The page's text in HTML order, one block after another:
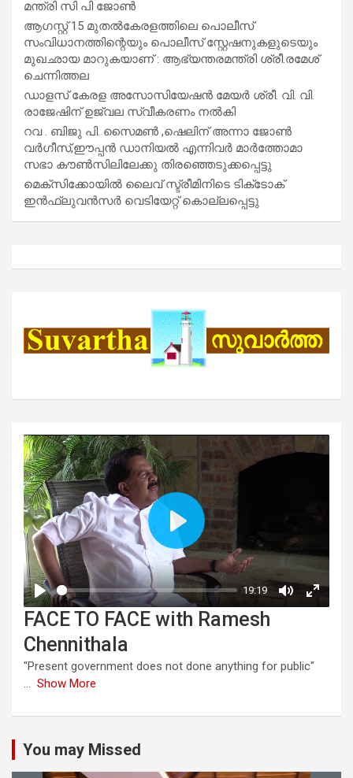
മന്ത്രി സി പി ജോൺ
ആഗസ്റ്റ് 15 മുതല്‍കേരളത്തിലെ പൊലീസ്
സംവിധാനത്തിന്റെയും പൊലീസ് സ്റ്റേഷനുകളുടെയും
മുഖഛായ മാറുകയാണ് : ആഭ്യന്തരമന്ത്രി ശ്രീ.രമേശ്
ചെന്നിത്തല
ഡാളസ് കേരള അസോസിയേഷൻ മേയർ ശ്രീ. വി. വി.
രാജേഷിന് ഉജ്വല സ്വീകരണം നൽകി
റവ . ബിജു പി. സൈമൺ ,ഷെലിന് അന്നാ ജോൺ
വർഗീസ്,ഈപ്പൻ ഡാനിയൽ എന്നിവർ മാർത്തോമാ
സഭാ കൗൺസിലിലേക്കു തിരഞ്ഞെടുക്കപ്പെട്ടു
മെക്സിക്കോയിൽ ലൈവ് സ്ട്രീമിനിടെ ടിക്‌ടോക്
ഇൻഫ്ലുവൻസർ വെടിയേറ്റ് കൊല്ലപ്പെട്ടു
FACE TO FACE with Ramesh
Chennithala
"Present government does not done anything for public"
... Show More
You may Missed